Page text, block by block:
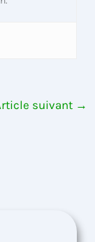
suivant →